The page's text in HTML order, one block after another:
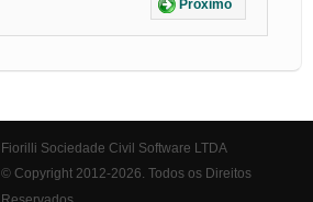
Próximo
Fiorilli Sociedade Civil Software LTDA
© Copyright 2012-2026. Todos os Direitos